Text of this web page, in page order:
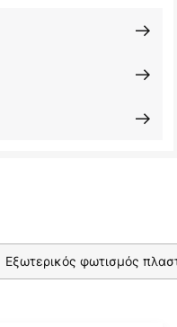
Εξωτερικός φωτισμός